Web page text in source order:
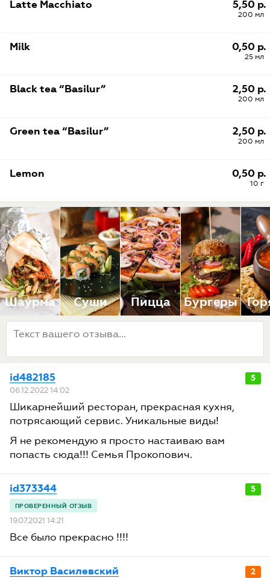
5,50 р.
200 мл
Latte Macchiato
0,50 р.
25 мл
Milk
2,50 р.
200 мл
Black tea “Basilur”
2,50 р.
200 мл
Green tea “Basilur”
0,50 р.
10 г
Lemon
Шаурма Суши Пицца Бургеры
5
id482185
06.12.2022 14:02
Шикарнейший ресторан, прекрасная кухня,
потрясающий сервис. Уникальные виды!
Я не рекомендую я просто настаиваю вам
попасть сюда!!! Семья Прокопович.
5
id373344
19.07.2021 14:21
Все было прекрасно !!!!
2
Виктор Василевский